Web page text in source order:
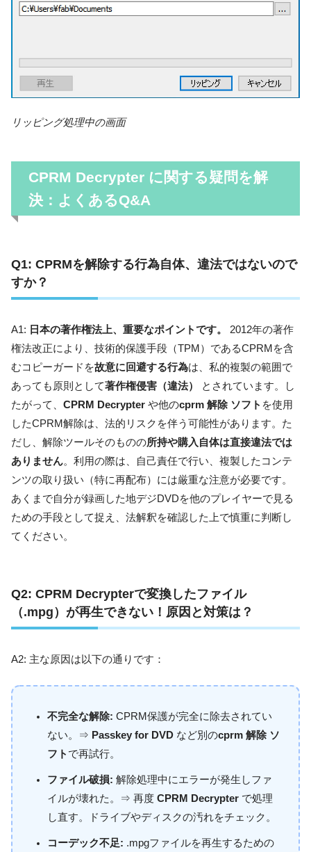
リッピング処理中の画面
CPRM Decrypterに関する疑問を解
決：よくあるQ&A
Q1: CPRMを解除する行為自体、違法ではないので
すか？
A1: 日本の著作権法上、重要なポイントです。
2012年の著作
権法改正により、技術的保護手段（TPM）であるCPRMを含
むコピーガードを故意に回避する行為は、私的複製の範囲で
あっても原則として著作権侵害（違法）
とされています。し
たがって、 CPRM Decrypter や他のcprm 解除 ソフト を使用
したCPRM解除は、法的リスクを伴う可能性があります。た
だし、解除ツールそのものの所持や購入自体は直接違法では
ありません。利用の際は、自己責任で行い、複製したコンテ
ンツの取り扱い（特に再配布）には厳重な注意が必要です。
あくまで自分が録画した地デジDVDを他のプレイヤーで見る
ための手段として捉え、法解釈を確認した上で慎重に判断し
てください。
Q2: CPRM Decrypterで変換したファイル
（.mpg）が再生できない！原因と対策は？
A2: 主な原因は以下の通りです：
不完全な解除: CPRM保護が完全に除去されてい
ない。⇒ Passkey for DVD など別のcprm 解除 ソ
フト で再試行。
ファイル破損: 解除処理中にエラーが発生しファ
イルが壊れた。⇒ 再度 CPRM Decrypter で処理
し直す。ドライブやディスクの汚れをチェック。
コーデック不足: .mpgファイルを再生するための